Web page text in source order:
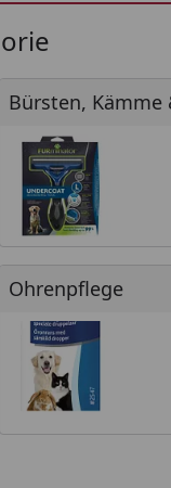
Bürsten, Kämme &
Ohrenpflege
Ohrenpflege